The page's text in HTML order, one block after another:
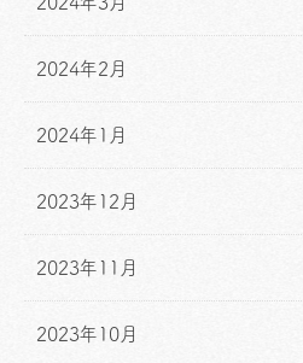
2024年2月
2024年1月
2023年12月
2023年11月
2023年10月